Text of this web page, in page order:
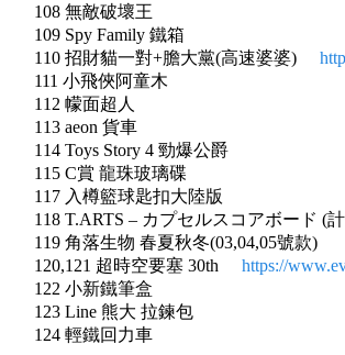
108 無敵破壞王
109 Spy Family 鐵箱
110 招財貓一對+膽大黨(高速婆婆)
111 小飛俠阿童木
112 幪面超人
113 aeon 貨車
114 Toys Story 4 勁爆公爵
115 C賞 龍珠玻璃碟
117 入樽籃球匙扣大陸版
118 T.ARTS – カプセルスコアボード (
119 角落生物 春夏秋冬(03,04,05號款)
120,121 超時空要塞 30th
https://
122 小新鐵筆盒
123 Line 熊大 拉鍊包
124 輕鐵回力車